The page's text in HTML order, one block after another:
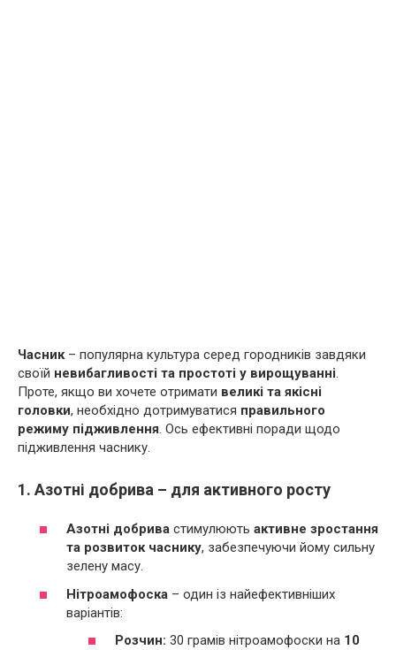
Часник– популярна культура серед городників завдяки
своїй невибагливості та простоті у вирощуванні.
Проте, якщо ви хочете отримати великі та якісні
головки, необхідно дотримуватися правильного
режиму підживлення. Ось ефективні поради щодо
підживлення часнику.
1. Азотні добрива – для активного росту
Азотні добрива стимулюють активне зростання
та розвиток часнику, забезпечуючи йому сильну
зелену масу.
Нітроамофоска – один із найефективніших
варіантів:
Розчин: 30 грамів нітроамофоски на 10